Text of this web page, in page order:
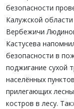
безопасности
Калужской
Вербежичи
Кастусева
безопасности в
поджигание сухой
населённых
прилегающих
костров в лесу.